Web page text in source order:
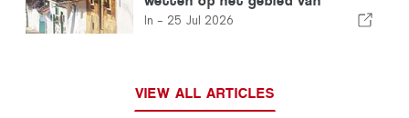
huisvesting nodig – het moet
In - 25 Jul 2026
VIEW ALL ARTICLES